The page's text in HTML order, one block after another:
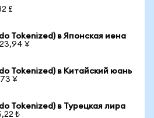
£
Tokenized) в Японская иена
¥
Tokenized) в Китайский юань
¥
Tokenized) в Турецкая лира
₺